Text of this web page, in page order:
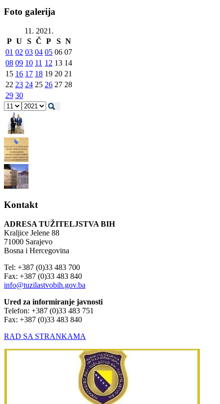
Foto galerija
11. 2021.
P U S Č P S N
01 02 03 04 05 06 07
08 09 10 11 12 13 14
15 16 17 18 19 20 21
22 23 24 25 26 27 28
29 30
Kontakt
ADRESA TUŽITELJSTVA BIH
Kraljice Jelene 88
71000 Sarajevo
Bosna i Hercegovina
Tel: +387 (0)33 483 700
Fax: +387 (0)33 483 840
info@tuzilastvobih.gov.ba
Ured za informiranje javnosti
Telefon: +387 (0)33 483 751
Fax: +387 (0)33 483 840
RAD SA STRANKAMA